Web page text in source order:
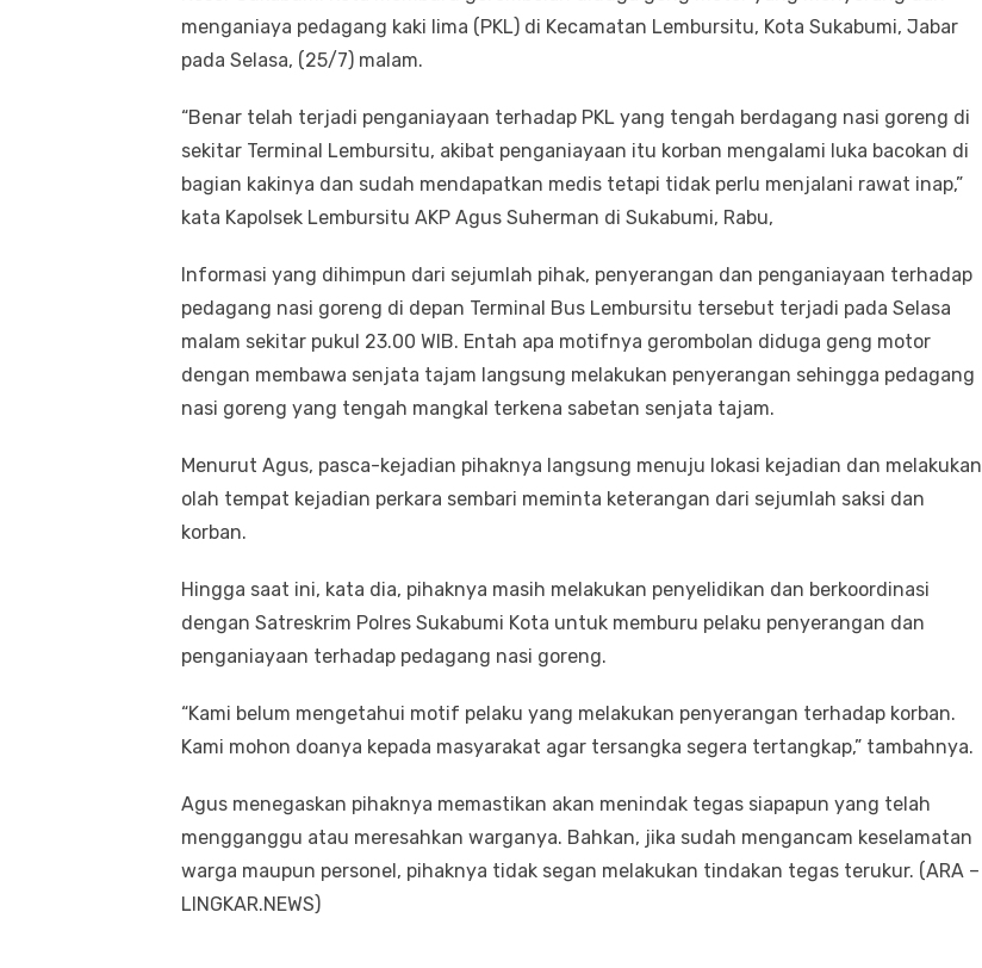
menganiaya pedagang kaki lima (PKL) di Kecamatan Lembursitu, Kota Sukabumi, Jabar
pada Selasa, (25/7) malam.
“Benar telah terjadi penganiayaan terhadap PKL yang tengah berdagang nasi goreng di
sekitar Terminal Lembursitu, akibat penganiayaan itu korban mengalami luka bacokan di
bagian kakinya dan sudah mendapatkan medis tetapi tidak perlu menjalani rawat inap,”
kata Kapolsek Lembursitu AKP Agus Suherman di Sukabumi, Rabu,
Informasi yang dihimpun dari sejumlah pihak, penyerangan dan penganiayaan terhadap
pedagang nasi goreng di depan Terminal Bus Lembursitu tersebut terjadi pada Selasa
malam sekitar pukul 23.00 WIB. Entah apa motifnya gerombolan diduga geng motor
dengan membawa senjata tajam langsung melakukan penyerangan sehingga pedagang
nasi goreng yang tengah mangkal terkena sabetan senjata tajam.
Menurut Agus, pasca-kejadian pihaknya langsung menuju lokasi kejadian dan melakukan
olah tempat kejadian perkara sembari meminta keterangan dari sejumlah saksi dan
korban.
Hingga saat ini, kata dia, pihaknya masih melakukan penyelidikan dan berkoordinasi
dengan Satreskrim Polres Sukabumi Kota untuk memburu pelaku penyerangan dan
penganiayaan terhadap pedagang nasi goreng.
“Kami belum mengetahui motif pelaku yang melakukan penyerangan terhadap korban.
Kami mohon doanya kepada masyarakat agar tersangka segera tertangkap,” tambahnya.
Agus menegaskan pihaknya memastikan akan menindak tegas siapapun yang telah
mengganggu atau meresahkan warganya. Bahkan, jika sudah mengancam keselamatan
warga maupun personel, pihaknya tidak segan melakukan tindakan tegas terukur. (ARA –
LINGKAR.NEWS)